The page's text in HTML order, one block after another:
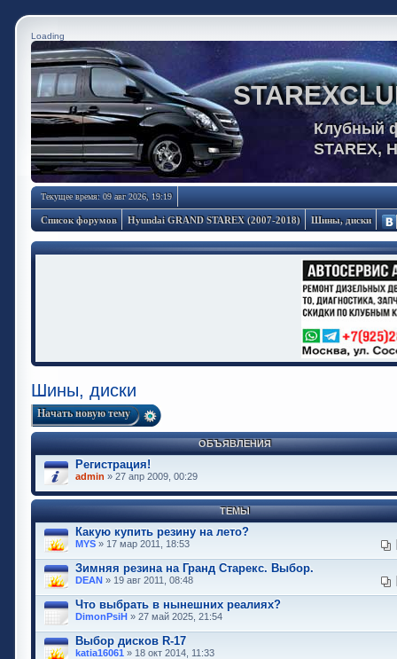
Loading
Клубный
STAREX,
Текущее время: 09 авг 2026, 19:19
Список форумов Hyundai GRAND STAREX (2007-2018) Шины, диски
Шины, диски
Начать новую тему
ОБЪЯВЛЕНИЯ
Регистрация!
admin » 27 апр 2009, 00:29
ТЕМЫ
Какую купить резину на лето?
MYS » 17 мар 2011, 18:53
Зимняя резина на Гранд Старекс. Выбор.
DEAN » 19 авг 2011, 08:48
Что выбрать в нынешних реалиях?
DimonPsiH » 27 май 2025, 21:54
Выбор дисков R-17
katia16061 » 18 окт 2014, 11:33